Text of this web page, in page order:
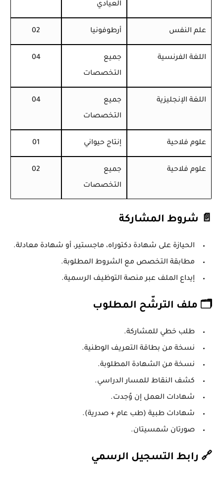
العيادي
علم النفس أرطوفونيا 02
اللغة الفرنسية
جميع
التخصصات
04
اللغة الإنجليزية
جميع
التخصصات
04
علوم فلاحية إنتاج حيواني 01
علوم فلاحية
جميع
التخصصات
02
📄 شروط المشاركة
الحيازة على شهادة دكتوراه، ماجستير، أو شهادة معادلة.
مطابقة التخصص مع الشروط المطلوبة.
إيداع الملف عبر منصة التوظيف الرسمية.
🗂️ ملف الترشّح المطلوب
طلب خطي للمشاركة.
نسخة من بطاقة التعريف الوطنية.
نسخة من الشهادة المطلوبة.
كشف النقاط للمسار الدراسي.
شهادات العمل إن وُجدت.
شهادات طبية (طب عام + صدرية).
صورتان شمسيتان.
🔗 رابط التسجيل الرسمي